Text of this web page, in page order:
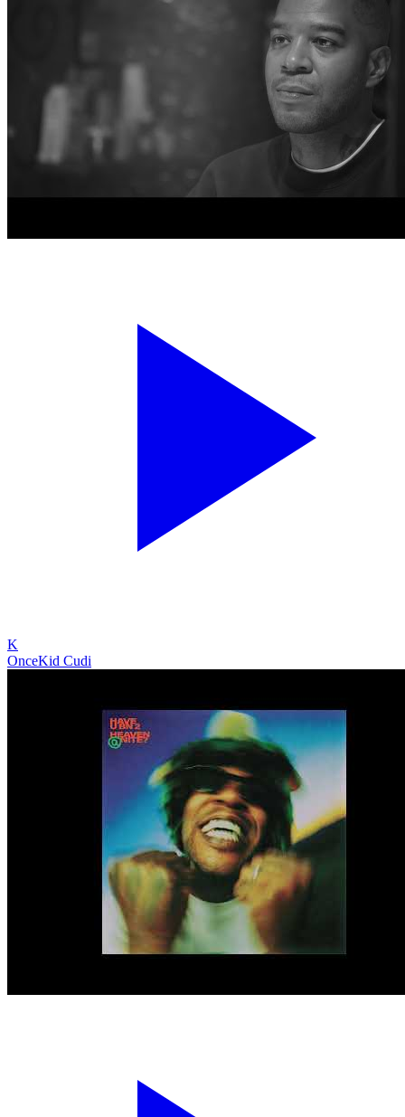
K
OnceKid Cudi